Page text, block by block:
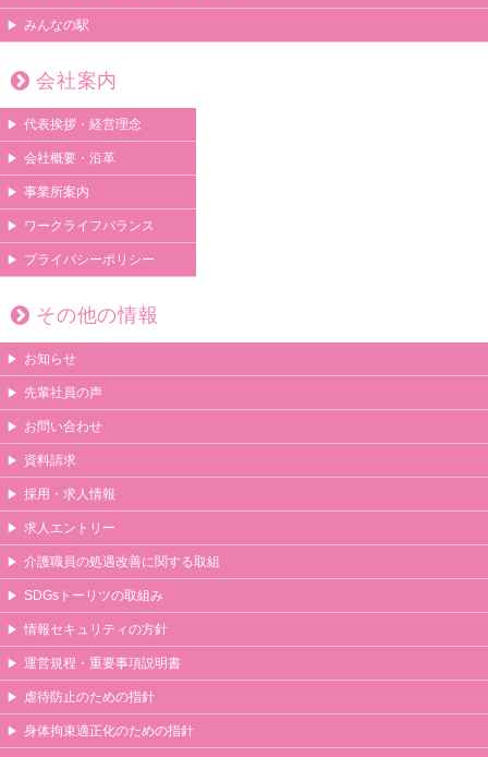
みんなの駅
会社案内
代表挨拶・経営理念
会社概要・沿革
事業所案内
ワークライフバランス
プライバシーポリシー
その他の情報
お知らせ
先輩社員の声
お問い合わせ
資料請求
採用・求人情報
求人エントリー
介護職員の処遇改善に関する取組
SDGsトーリツの取組み
情報セキュリティの方針
運営規程・重要事項説明書
虐待防止のための指針
身体拘束適正化のための指針